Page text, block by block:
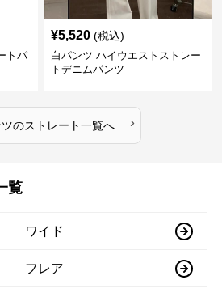
トパ
¥5,520 (税込)
白パンツ ハイウエストストレー
トデニムパンツ
のストレート一覧へ ›
覧
ワイド
フレア